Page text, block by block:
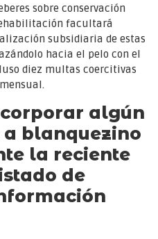
sobre conservación
facultará
subsidiaria de estas
hacia el pelo con el
diez multas coercitivas
algún
blanquezino
la reciente
de